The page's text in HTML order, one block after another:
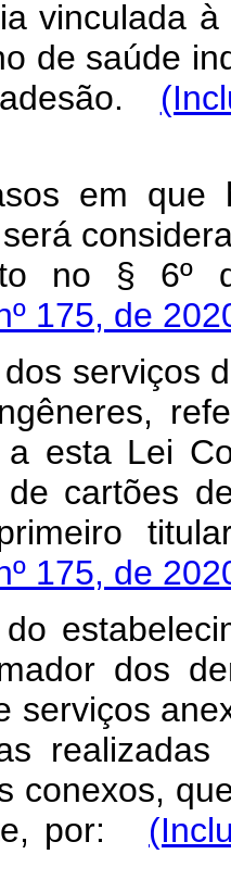
vinculada
de saúde
em que
no §
175, de
dos serviços
esta Lei
cartões
175, de
dos
serviços
conexos,
por: